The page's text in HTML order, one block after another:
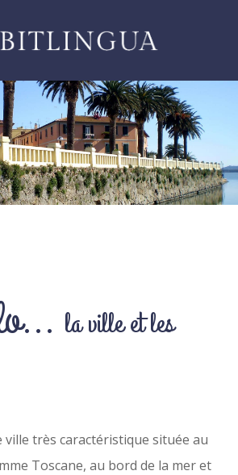
la ville et les
très caractéristique située au
Toscane, au bord de la mer et